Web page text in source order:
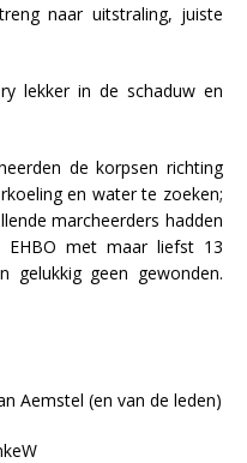
naar uitstraling, juiste
lekker in de schaduw en
de korpsen richting
en water te zoeken;
marcheerders hadden
EHBO met maar liefst 13
gelukkig geen gewonden.
Aemstel (en van de leden)